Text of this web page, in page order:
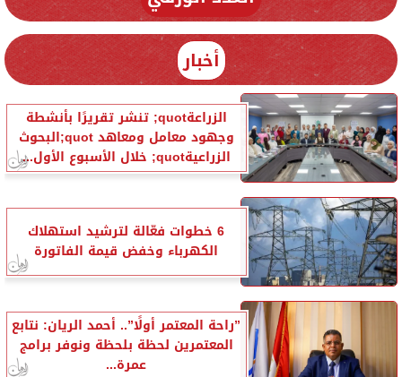
أخبار
الزراعةquot; تنشر تقريرًا بأنشطة
وجهود معامل ومعاهد quot;البحوث
الزراعيةquot; خلال الأسبوع الأول...
6 خطوات فعّالة لترشيد استهلاك
الكهرباء وخفض قيمة الفاتورة
”راحة المعتمر أولًا”.. أحمد الريان: نتابع
المعتمرين لحظة بلحظة ونوفر برامج
عمرة...